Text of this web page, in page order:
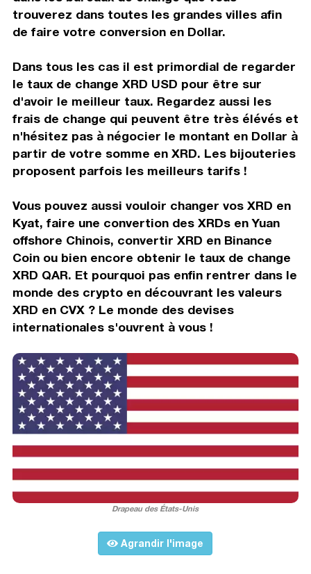
trouverez dans toutes les grandes villes afin
de faire votre conversion en Dollar.
Dans tous les cas il est primordial de regarder
le taux de change XRD USD pour être sur
d'avoir le meilleur taux. Regardez aussi les
frais de change qui peuvent être très élévés et
n'hésitez pas à négocier le montant en Dollar à
partir de votre somme en XRD. Les bijouteries
proposent parfois les meilleurs tarifs !
Vous pouvez aussi vouloir changer vos XRD en
Kyat, faire une convertion des XRDs en Yuan
offshore Chinois, convertir XRD en Binance
Coin ou bien encore obtenir le taux de change
XRD QAR. Et pourquoi pas enfin rentrer dans le
monde des crypto en découvrant les valeurs
XRD en CVX ? Le monde des devises
internationales s'ouvrent à vous !
Drapeau des États-Unis
Agrandir l'image